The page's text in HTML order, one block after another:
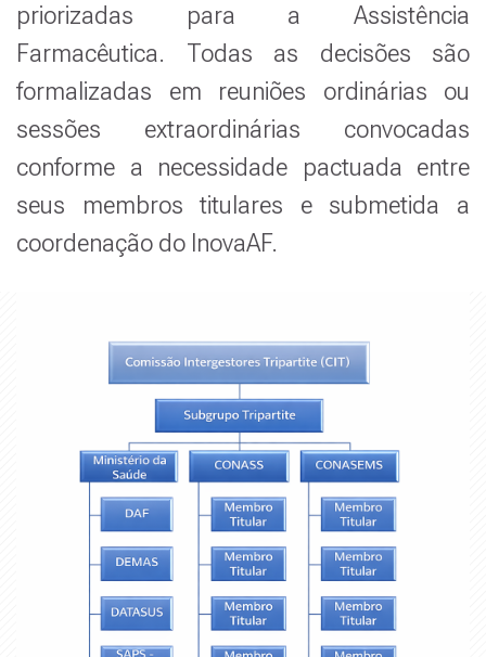
priorizadas para a Assistência
Farmacêutica. Todas as decisões são
formalizadas em reuniões ordinárias ou
sessões extraordinárias convocadas
conforme a necessidade pactuada entre
seus membros titulares e submetida a
coordenação do InovaAF.